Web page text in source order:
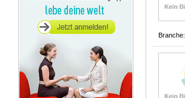
Branche: